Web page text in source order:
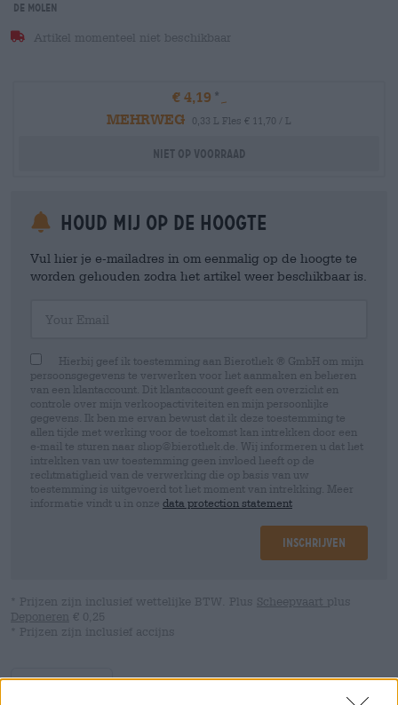
De Molen
Artikel momenteel niet beschikbaar
€ 4,19
MEHRWEG
0,33 L Fles € 11,70 / L
Niet op voorraad
Houd mij op de hoogte
Vul hier je e-mailadres in om eenmalig op de hoogte te
worden gehouden zodra het artikel weer beschikbaar is.
Hierbij geef ik toestemming aan Bierothek ® GmbH om mijn
persoonsgegevens te verwerken voor het aanmaken en beheren
van een klantaccount. Dit klantaccount geeft een overzicht en
controle over mijn verkoopactiviteiten en mijn persoonlijke
gegevens. Ik ben me ervan bewust dat ik deze toestemming te
allen tijde met werking voor de toekomst kan intrekken door een
e-mail te sturen naar shop@bierothek.de. Wij informeren u dat het
intrekken van uw toestemming geen invloed heeft op de
rechtmatigheid van de verwerking die op basis van uw
toestemming is uitgevoerd tot het moment van intrekking. Meer
informatie vindt u in onze data protection statement
Inschrijven
* Prijzen zijn inclusief wettelijke BTW. Plus Scheepvaart plus
Deponeren € 0,25
* Prijzen zijn inclusief accijns
Omschrijving Info Beoordelingen(0)